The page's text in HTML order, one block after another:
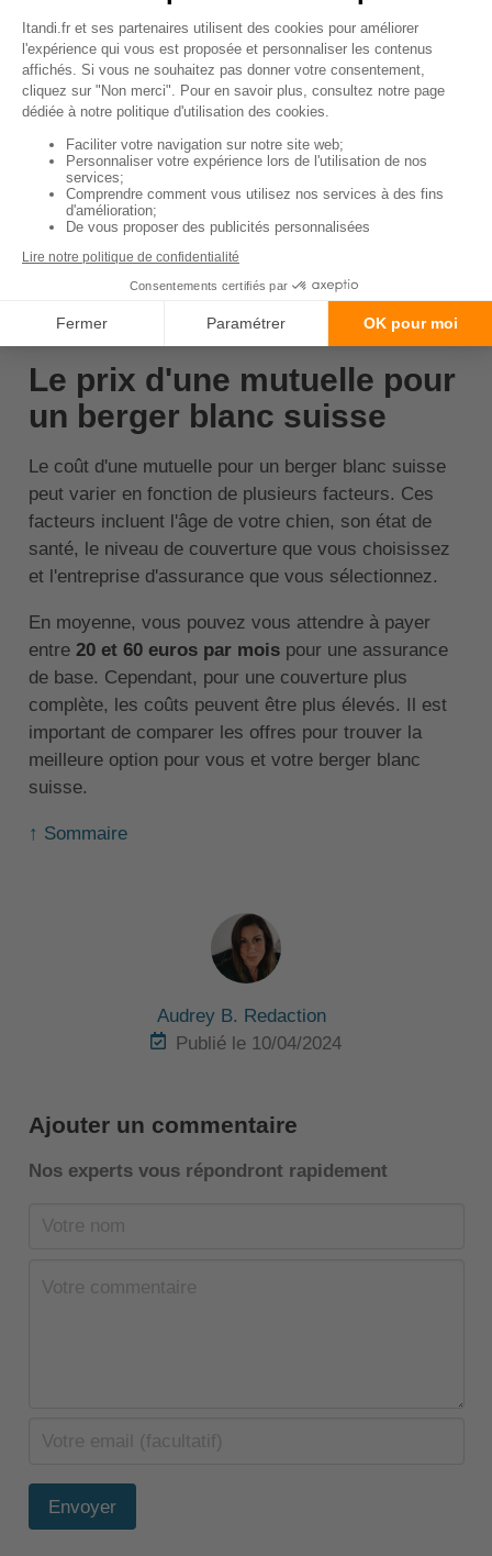
Limites de
remboursement
Vérifiez les limites annuelles
ou à vie pour vous assurer
que l'assurance peut couvrir
les coûts des soins de santé
de votre chien à long terme.
Exclusions
Prenez note des conditions
ou traitements qui ne sont
pas couverts par l'assurance.
Le prix d'une mutuelle pour
un berger blanc suisse
Le coût d'une mutuelle pour un berger blanc suisse
peut varier en fonction de plusieurs facteurs. Ces
facteurs incluent l'âge de votre chien, son état de
santé, le niveau de couverture que vous choisissez
et l'entreprise d'assurance que vous sélectionnez.
En moyenne, vous pouvez vous attendre à payer
entre 20 et 60 euros par moispour une assurance
de base. Cependant, pour une couverture plus
complète, les coûts peuvent être plus élevés. Il est
important de comparer les offres pour trouver la
meilleure option pour vous et votre berger blanc
suisse.
↑ Sommaire
Audrey B. Redaction
Publié le 10/04/2024
Ajouter un commentaire
Nos experts vous répondront rapidement
Envoyer